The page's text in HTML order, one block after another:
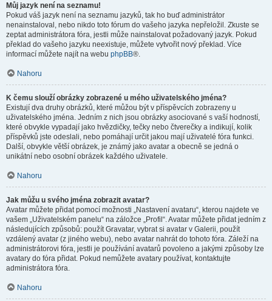
Můj jazyk není na seznamu!
Pokud váš jazyk není na seznamu jazyků, tak ho buď administrátor
nenainstaloval, nebo nikdo toto fórum do vašeho jazyka nepřeložil. Zkuste se
zeptat administrátora fóra, jestli může nainstalovat požadovaný jazyk. Pokud
překlad do vašeho jazyku neexistuje, můžete vytvořit nový překlad. Více
informací můžete najít na webu phpBB®.
Nahoru
K čemu slouží obrázky zobrazené u mého uživatelského jména?
Existují dva druhy obrázků, které můžou být v příspěvcích zobrazeny u
uživatelského jména. Jedním z nich jsou obrázky asociované s vaší hodností,
které obvykle vypadají jako hvězdičky, tečky nebo čtverečky a indikují, kolik
příspěvků jste odeslali, nebo pomáhají určit jakou mají uživatelé fóra funkci.
Další, obvykle větší obrázek, je známý jako avatar a obecně se jedná o
unikátní nebo osobní obrázek každého uživatele.
Nahoru
Jak můžu u svého jména zobrazit avatar?
Avatar můžete přidat pomocí možnosti „Nastavení avataru“, kterou najdete ve
vašem „Uživatelském panelu“ na záložce „Profil“. Avatar můžete přidat jedním z
následujících způsobů: použít Gravatar, vybrat si avatar v Galerii, použít
vzdálený avatar (z jiného webu), nebo avatar nahrát do tohoto fóra. Záleží na
administrátorovi fóra, jestli je používání avatarů povoleno a jakými způsoby lze
avatary do fóra přidat. Pokud nemůžete avatary používat, kontaktujte
administrátora fóra.
Nahoru